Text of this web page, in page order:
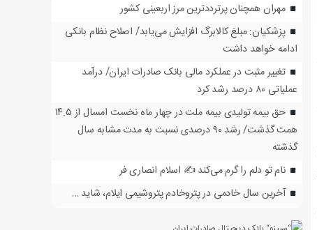
مهران همچنان پرترددترین مرز اربعینی کشور
پزشکیان: مبلغ کالابرگ افزایش می‌یابد/ اصلاح نظام بانکی
ادامه خواهد داشت
تغییر مثبت در عملکرد مالی بانک صادرات ایران/ درآمد
عملیاتی ۸۰ درصد رشد کرد
حق بیمه تولیدی بیمه ملت در چهار ماه نخست امسال از ۱۴.۵
همت گذشت/ رشد ۹۰ درصدی نسبت به مدت مشابه سال
گذشته
نام تو دلم را گرم می‌کند ✍️ اسلام انصاری فر
آخرین سال خادمی در پتروخادم پتروشیمی ایلام، شاید …